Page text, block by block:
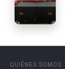
QUIÉNES SOMOS